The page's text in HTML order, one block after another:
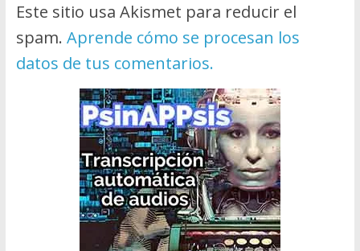
Este sitio usa Akismet para reducir el
spam. Aprende cómo se procesan los
datos de tus comentarios.